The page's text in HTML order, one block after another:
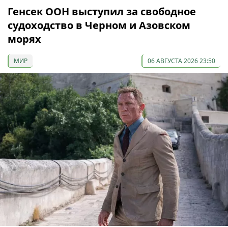
Генсек ООН выступил за свободное
судоходство в Черном и Азовском
морях
МИР 06 АВГУСТА 2026 23:50